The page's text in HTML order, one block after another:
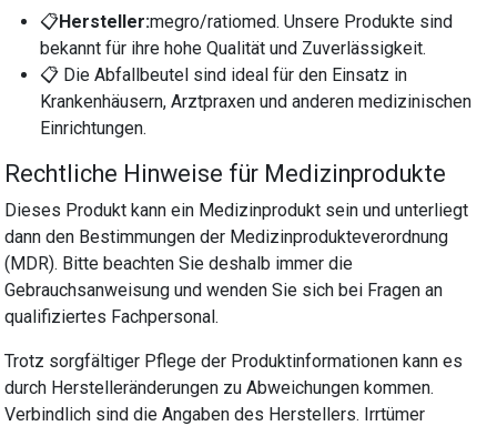
📋Hersteller:megro/ratiomed. Unsere Produkte sind
bekannt für ihre hohe Qualität und Zuverlässigkeit.
📋 Die Abfallbeutel sind ideal für den Einsatz in
Krankenhäusern, Arztpraxen und anderen medizinischen
Einrichtungen.
Rechtliche Hinweise für Medizinprodukte
Dieses Produkt kann ein Medizinprodukt sein und unterliegt
dann den Bestimmungen der Medizinprodukteverordnung
(MDR). Bitte beachten Sie deshalb immer die
Gebrauchsanweisung und wenden Sie sich bei Fragen an
qualifiziertes Fachpersonal.
Trotz sorgfältiger Pflege der Produktinformationen kann es
durch Herstelleränderungen zu Abweichungen kommen.
Verbindlich sind die Angaben des Herstellers. Irrtümer